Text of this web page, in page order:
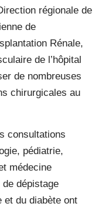
régionale de
de
Rénale,
de l’hôpital
de nombreuses
chirurgicales au
consultations
pédiatrie,
médecine
dépistage
et du diabète ont